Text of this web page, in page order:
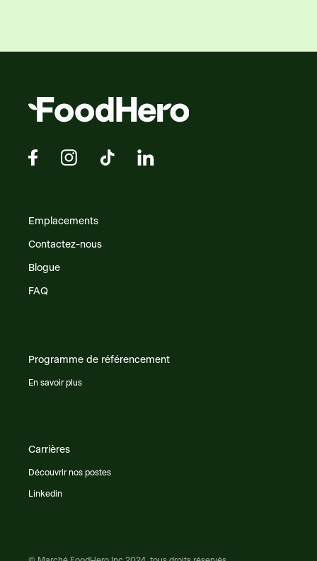
Emplacements
Contactez-nous
Blogue
FAQ
Programme de référencement
En savoir plus
Carrières
Découvrir nos postes
Linkedin